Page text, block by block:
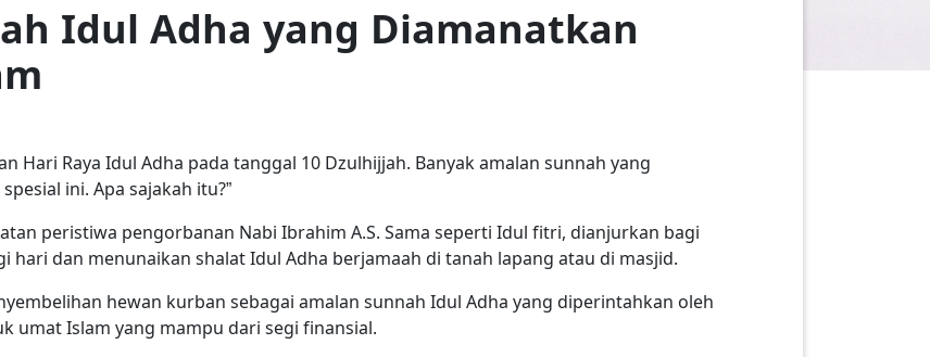
Idul Adha yang Diamanatkan
Hari Raya Idul Adha pada tanggal 10 Dzulhijjah. Banyak amalan sunnah yang
ini. Apa sajakah itu?”
peristiwa pengorbanan Nabi Ibrahim A.S. Sama seperti Idul fitri, dianjurkan bagi
dan menunaikan shalat Idul Adha berjamaah di tanah lapang atau di masjid.
hewan kurban sebagai amalan sunnah Idul Adha yang diperintahkan oleh
umat Islam yang mampu dari segi finansial.